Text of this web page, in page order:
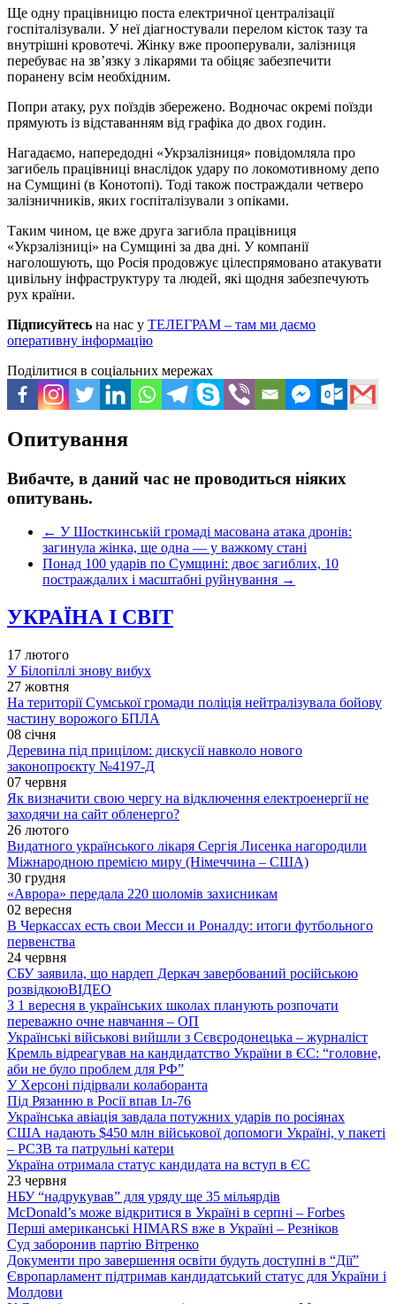
Ще одну працівницю поста електричної централізації
госпіталізували. У неї діагностували перелом кісток тазу та
внутрішні кровотечі. Жінку вже прооперували, залізниця
перебуває на зв’язку з лікарями та обіцяє забезпечити
поранену всім необхідним.
Попри атаку, рух поїздів збережено. Водночас окремі поїзди
прямують із відставанням від графіка до двох годин.
Нагадаємо, напередодні «Укрзалізниця» повідомляла про
загибель працівниці внаслідок удару по локомотивному депо
на Сумщині (в Конотопі). Тоді також постраждали четверо
залізничників, яких госпіталізували з опіками.
Таким чином, це вже друга загибла працівниця
«Укрзалізниці» на Сумщині за два дні. У компанії
наголошують, що Росія продовжує цілеспрямовано атакувати
цивільну інфраструктуру та людей, які щодня забезпечують
рух країни.
Підписуйтесь на нас у ТЕЛЕГРАМ – там ми даємо
оперативну інформацію
Поділитися в соціальних мережах
Опитування
Вибачте, в даний час не проводиться ніяких
опитувань.
← У Шосткинській громаді масована атака дронів:
загинула жінка, ще одна — у важкому стані
Понад 100 ударів по Сумщині: двоє загиблих, 10
постраждалих і масштабні руйнування →
УКРАЇНА І СВІТ
17 лютого
У Білопіллі знову вибух
27 жовтня
На території Сумської громади поліція нейтралізувала бойову
частину ворожого БПЛА
08 січня
Деревина під прицілом: дискусії навколо нового
законопроєкту №4197-Д
07 червня
Як визначити свою чергу на відключення електроенергії не
заходячи на сайт обленерго?
26 лютого
Видатного українського лікаря Сергія Лисенка нагородили
Міжнародною премією миру (Німеччина – США)
30 грудня
«Аврора» передала 220 шоломів захисникам
02 вересня
В Черкассах есть свои Месси и Роналду: итоги футбольного
первенства
24 червня
СБУ заявила, що нардеп Деркач завербований російською
розвідкоюВІДЕО
З 1 вересня в українських школах планують розпочати
переважно очне навчання – ОП
Українські військові вийшли з Сєвєродонецька – журналіст
Кремль відреагував на кандидатство України в ЄС: “головне,
аби не було проблем для РФ”
У Херсоні підірвали колаборанта
Під Рязанню в Росії впав Іл-76
Українська авіація завдала потужних ударів по росіянах
США надають $450 млн військової допомоги Україні, у пакеті
– РСЗВ та патрульні катери
Україна отримала статус кандидата на вступ в ЄС
23 червня
НБУ “надрукував” для уряду ще 35 мільярдів
McDonald’s може відкритися в Україні в серпні – Forbes
Перші американські HIMARS вже в Україні – Резніков
Суд заборонив партію Вітренко
Документи про завершення освіти будуть доступні в “Дії”
Європарламент підтримав кандидатський статус для України і
Молдови